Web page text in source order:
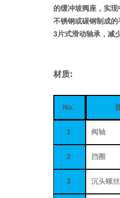
的缓冲坡阀座，实
不锈钢或碳钢制成的
3片式滑动轴承，减
材质:
No.
1 阀轴
2 挡圈
3 沉头螺丝